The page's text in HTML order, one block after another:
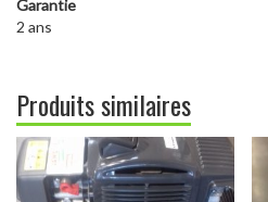
Garantie
2 ans
Produits similaires